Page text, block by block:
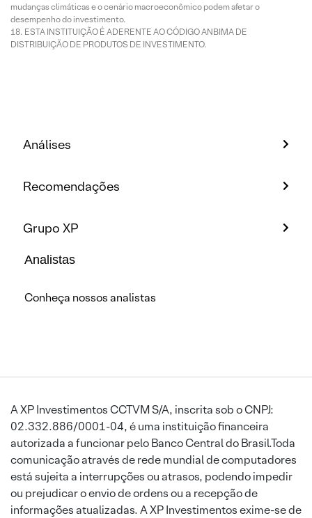
mudanças climáticas e o cenário macroeconômico podem afetar o
desempenho do investimento.
ESTA INSTITUIÇÃO É ADERENTE AO CÓDIGO ANBIMA DE
DISTRIBUIÇÃO DE PRODUTOS DE INVESTIMENTO.
Análises
Recomendações
Grupo XP
Analistas
Conheça nossos analistas
A XP Investimentos CCTVM S/A, inscrita sob o CNPJ:
02.332.886/0001-04, é uma instituição financeira
autorizada a funcionar pelo Banco Central do Brasil.Toda
comunicação através de rede mundial de computadores
está sujeita a interrupções ou atrasos, podendo impedir
ou prejudicar o envio de ordens ou a recepção de
informações atualizadas. A XP Investimentos exime-se de